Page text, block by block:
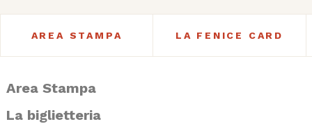
AREA STAMPA LA FENICE CARD
Area Stampa
La biglietteria